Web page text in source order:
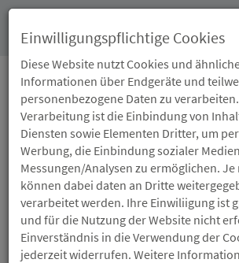
18.11.2022
RHEINLAND-
VERBESSERUNG
Einwilligungspflichtige Cookies
Diese Website nutzt Cookies und
Informationen über Endgeräte und
personenbezogene Daten zu
Verarbeitung ist die Einbindung von
Diensten sowie Elementen Dritter, um
Werbung, die Einbindung sozialer
Messungen/Analysen zu ermöglichen.
können dabei daten an Dritte
verarbeitet werden. Ihre Einwiliigung ist
und für die Nutzung der Website nicht
Einverständnis in die Verwendung der
jederzeit widerrufen. Weitere